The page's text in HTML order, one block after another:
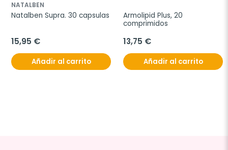
NATALBEN
Natalben Supra. 30 capsulas
15,95 €
Añadir al carrito
Armolipid Plus, 20
comprimidos
13,75 €
Añadir al carrito